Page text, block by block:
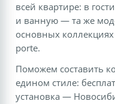
всей квартире: в
и ванную — та же
основных
porte.
Поможем составить
едином стиле:
установка —